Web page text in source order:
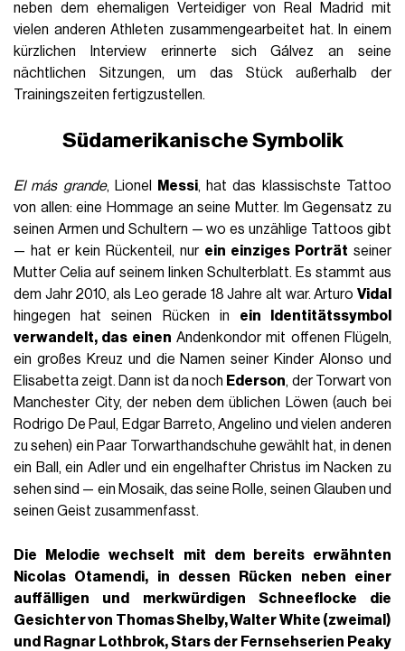
neben dem ehemaligen Verteidiger von Real Madrid mit
vielen anderen Athleten zusammengearbeitet hat. In einem
kürzlichen Interview erinnerte sich Gálvez an seine
nächtlichen Sitzungen, um das Stück außerhalb der
Trainingszeiten fertigzustellen.
Südamerikanische Symbolik
El más grande, Lionel Messi, hat das klassischste Tattoo
von allen: eine Hommage an seine Mutter. Im Gegensatz zu
seinen Armen und Schultern — wo es unzählige Tattoos gibt
— hat er kein Rückenteil, nur ein einziges Porträt seiner
Mutter Celia auf seinem linken Schulterblatt. Es stammt aus
dem Jahr 2010, als Leo gerade 18 Jahre alt war. Arturo Vidal
hingegen hat seinen Rücken in ein Identitätssymbol
verwandelt, das einen Andenkondor mit offenen Flügeln,
ein großes Kreuz und die Namen seiner Kinder Alonso und
Elisabetta zeigt. Dann ist da noch Ederson, der Torwart von
Manchester City, der neben dem üblichen Löwen (auch bei
Rodrigo De Paul, Edgar Barreto, Angelino und vielen anderen
zu sehen) ein Paar Torwarthandschuhe gewählt hat, in denen
ein Ball, ein Adler und ein engelhafter Christus im Nacken zu
sehen sind — ein Mosaik, das seine Rolle, seinen Glauben und
seinen Geist zusammenfasst.
Die Melodie wechselt mit dem bereits erwähnten
Nicolas Otamendi, in dessen Rücken neben einer
auffälligen und merkwürdigen Schneeflocke die
Gesichter von Thomas Shelby, Walter White (zweimal)
und Ragnar Lothbrok, Stars der Fernsehserien Peaky